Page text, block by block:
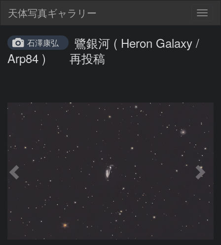
天体写真ギャラリー
石澤康弘
鷺銀河 ( Heron Galaxy /
Arp84 ) 再投稿